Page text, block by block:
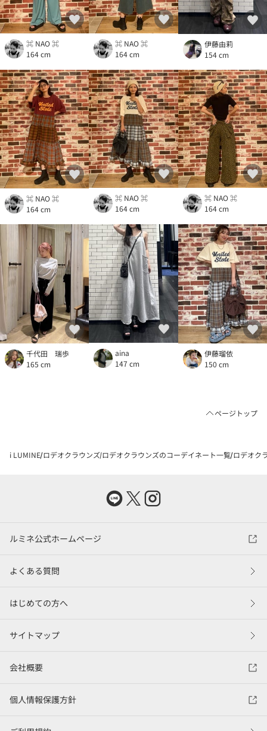
⌘ NAO ⌘
164 cm
⌘ NAO ⌘
164 cm
伊藤由莉
154 cm
⌘ NAO ⌘
164 cm
⌘ NAO ⌘
164 cm
⌘ NAO ⌘
164 cm
千代田 瑞歩
165 cm
aina
147 cm
伊藤瑠依
150 cm
ページトップ
i LUMINE ロデオクラウンズ ロデオクラウンズのコーデイネート一覧 ロデオク
ルミネ公式ホームページ
よくある質問
はじめての方へ
サイトマップ
会社概要
個人情報保護方針